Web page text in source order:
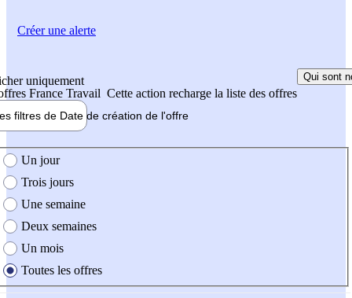
uniquement
France Travail Cette action recharge la liste des offres
Qui sont
filtres de Date de création de l'offre
création de l'offre
Un jour
Trois jours
Une semaine
Deux semaines
Un mois
Toutes les offres
Créer une alerte